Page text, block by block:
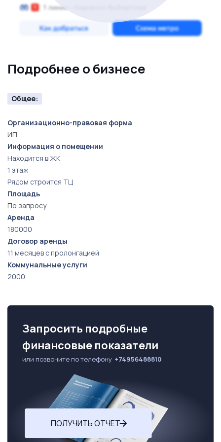
Подробнее о бизнесе
Общее:
Организационно-правовая форма
ИП
Информация о помещении
Находится в ЖК
1 этаж
Рядом строится ТЦ
Площадь
По запросу
Аренда
180000
Договор аренды
11 месяцев с пролонгацией
Коммунальные услуги
2000
Запросить подробные
финансовые показатели
или позвоните по телефону +74956488810
ПОЛУЧИТЬ ОТЧЕТ